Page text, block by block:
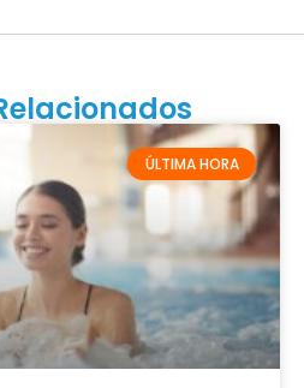
ÚLTIMA HORA